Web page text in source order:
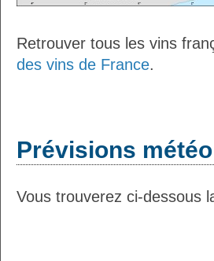
Retrouver tous les vins
des vins de France.
Prévisions
Vous trouverez ci-dessous